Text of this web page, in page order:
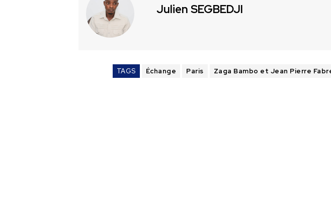
Julien SEGBEDJI
TAGS Échange Paris Zaga Bambo et Jean Pierre